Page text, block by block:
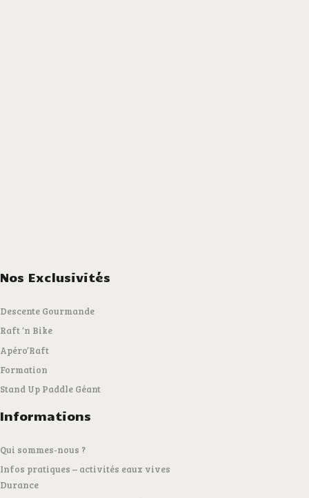
Nos Exclusivités
Descente Gourmande
Raft ‘n Bike
Apéro’Raft
Formation
Stand Up Paddle Géant
Informations
Qui sommes-nous ?
Infos pratiques – activités eaux vives
Durance